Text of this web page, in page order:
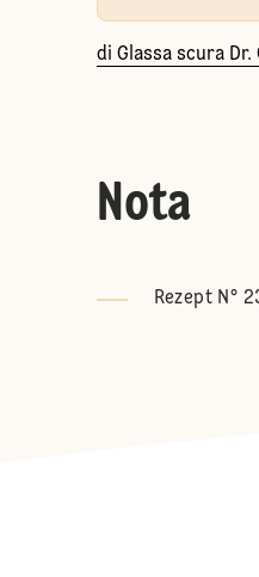
di Glassa scura Dr.
Nota
Rezept N°